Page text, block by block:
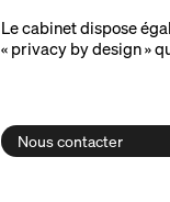
Le cabinet dispose
« privacy by design »
Nous contacter